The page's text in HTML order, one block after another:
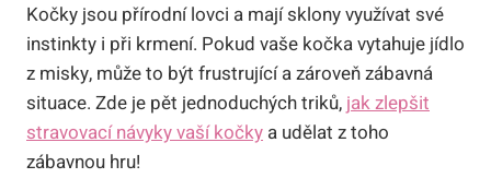
Kočky jsou přírodní lovci a mají sklony využívat své
instinkty i při krmení. Pokud vaše kočka vytahuje jídlo
z misky, může to být frustrující a zároveň zábavná
situace. Zde je pět jednoduchých triků, jak zlepšit
stravovací návyky vaší kočky a udělat z toho
zábavnou hru!